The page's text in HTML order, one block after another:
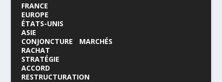
FRANCE
EUROPE
ÉTATS-UNIS
ASIE
CONJONCTURE
MARCHÉS
RACHAT
STRATÉGIE
ACCORD
RESTRUCTURATION